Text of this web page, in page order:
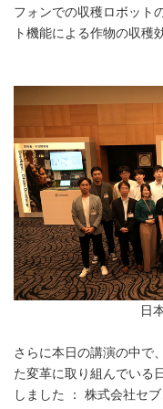
フォンでの収穫ロボット
ト機能による作物の収穫
日
さらに本日の講演の中で
た変革に取り組んでいる
しました ： 株式会社セ